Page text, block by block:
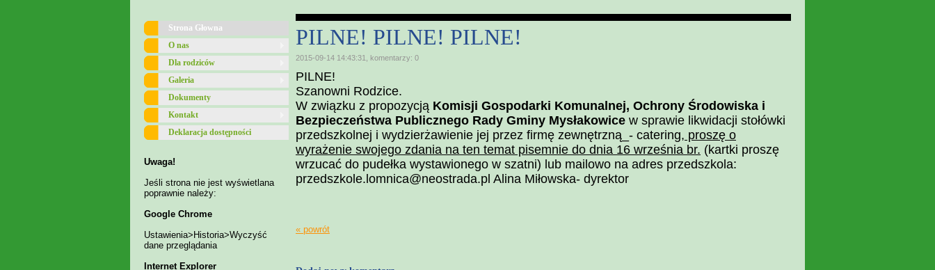
Strona Głowna
O nas
Dla rodziców
Galeria
Dokumenty
Kontakt
Deklaracja dostępności
Uwaga!
Jeśli strona nie jest wyświetlana
poprawnie należy:
Google Chrome
Ustawienia>Historia>Wyczyść
dane przeglądania
Internet Explorer
PILNE! PILNE! PILNE!
2015-09-14 14:43:31, komentarzy: 0
PILNE!
Szanowni Rodzice.
W związku z propozycją Komisji Gospodarki Komunalnej, Ochrony Środowiska i
Bezpieczeństwa Publicznego Rady Gminy Mysłakowice w sprawie likwidacji stołówki
przedszkolnej i wydzierżawienie jej przez firmę zewnętrzną_- catering, proszę o
wyrażenie swojego zdania na ten temat pisemnie do dnia 16 września br. (kartki proszę
wrzucać do pudełka wystawionego w szatni) lub mailowo na adres przedszkola:
przedszkole.lomnica@neostrada.pl Alina Miłowska- dyrektor
« powrót